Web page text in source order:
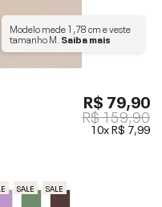
Modelo mede1,78 cme veste
tamanhoM Saiba mais
R$ 79,90
R$ 159,90
10xR$ 7,99
SALE SALE